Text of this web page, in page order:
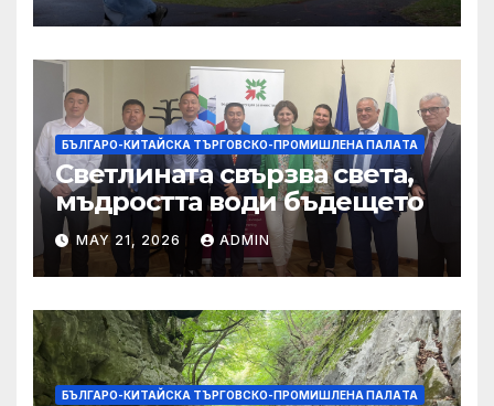
БЪЛГАРО-КИТАЙСКА ТЪРГОВСКО-ПРОМИШЛЕНА ПАЛAТА
Светлината свързва света,
мъдростта води бъдещето
MAY 21, 2026 ADMIN
БЪЛГАРО-КИТАЙСКА ТЪРГОВСКО-ПРОМИШЛЕНА ПАЛAТА